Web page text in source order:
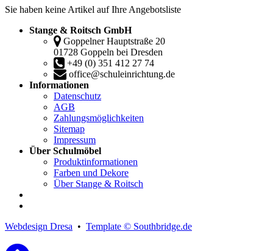
Sie haben keine Artikel auf Ihre Angebotsliste
Stange & Roitsch GmbH
Goppelner Hauptstraße 20
01728 Goppeln bei Dresden
+49 (0) 351 412 27 74
office@schuleinrichtung.de
Informationen
Datenschutz
AGB
Zahlungsmöglichkeiten
Sitemap
Impressum
Über Schulmöbel
Produktinformationen
Farben und Dekore
Über Stange & Roitsch
Webdesign Dresa • Template © Southbridge.de